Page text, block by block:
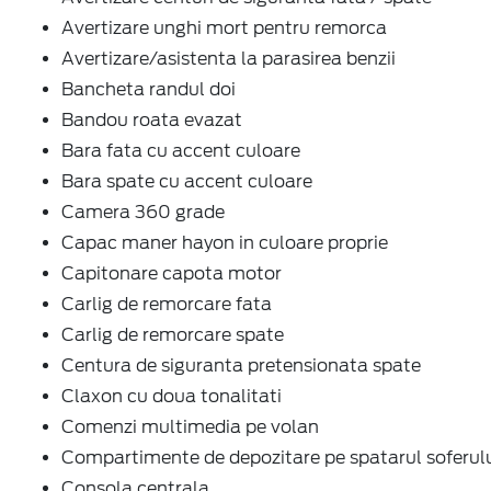
Avertizare unghi mort pentru remorca
Avertizare/asistenta la parasirea benzii
Bancheta randul doi
Bandou roata evazat
Bara fata cu accent culoare
Bara spate cu accent culoare
Camera 360 grade
Capac maner hayon in culoare proprie
Capitonare capota motor
Carlig de remorcare fata
Carlig de remorcare spate
Centura de siguranta pretensionata spate
Claxon cu doua tonalitati
Comenzi multimedia pe volan
Compartimente de depozitare pe spatarul